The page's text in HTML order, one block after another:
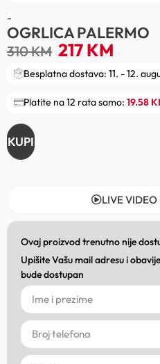
-
OGRLICA PALERMO
310KM 217KM
Besplatna dostava: 11. - 12.
Platite na 12 rata samo: 19.58
KUPI
LIVE
Ovaj proizvod trenutno nije
Upišite Vašu mail adresu i
bude dostupan